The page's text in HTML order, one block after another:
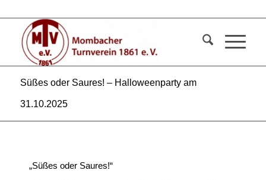
Süßes oder Saures! – Halloweenparty am
31.10.2025
„Süßes oder Saures!“